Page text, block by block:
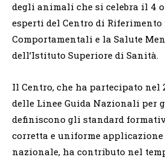
degli animali che si celebra il 4
esperti del Centro di Riferimento
Comportamentali e la Salute
dell’Istituto Superiore di Sanità.
Il Centro, che ha partecipato nel
delle Linee Guida Nazionali per
definiscono gli standard
corretta e uniforme
nazionale, ha contributo nel